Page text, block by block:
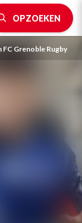
OPZOEKEN
FC Grenoble Rugby